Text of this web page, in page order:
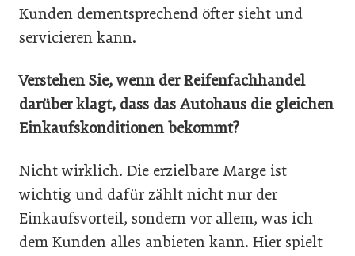
Kunden dementsprechend öfter sieht und
servicieren kann.
Verstehen Sie, wenn der Reifenfachhandel
darüber klagt, dass das Autohaus die gleichen
Einkaufskonditionen bekommt?
Nicht wirklich. Die erzielbare Marge ist
wichtig und dafür zählt nicht nur der
Einkaufsvorteil, sondern vor allem, was ich
dem Kunden alles anbieten kann. Hier spielt